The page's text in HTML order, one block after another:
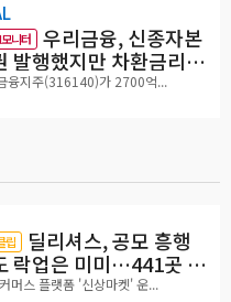
니터 우리금융, 신종자본
발행했지만 차환금리
'
융지주(316140)가 2700억...
립 딜리셔스, 공모 흥행
락업은 미미…441곳 중
5곳
머스 플랫폼 '신상마켓' 운...